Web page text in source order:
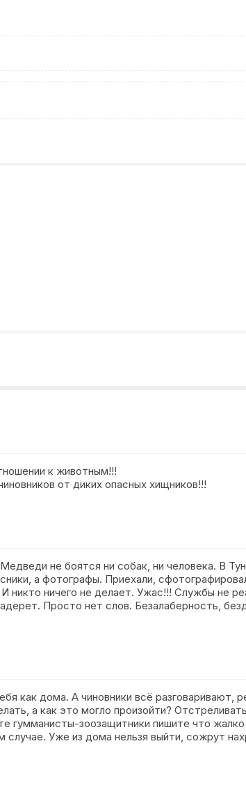
к животным!!!
от диких опасных хищников!!!
не боятся ни собак, ни человека. В
а фотографы. Приехали,
ничего не делает. Ужас!!! Службы не
Просто нет слов. Безалаберность,
как дома. А чиновники всё
а как это могло произойти?
гумманисты-зоозащитники пишите что
Уже из дома нельзя выйти, сожрут